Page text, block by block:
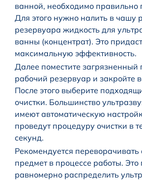
ванной, необходимо правильно
Для этого нужно налить в чашу
резервуара жидкость для
ванны (концентрат). Это
максимальную эффективность.
Далее поместите загрязненный
рабочий резервуар и закройте
После этого выберите
очистки. Большинство
имеют автоматическую
проведут процедуру очистки в
секунд.
Рекомендуется
предмет в процессе работы.
равномерно распределить